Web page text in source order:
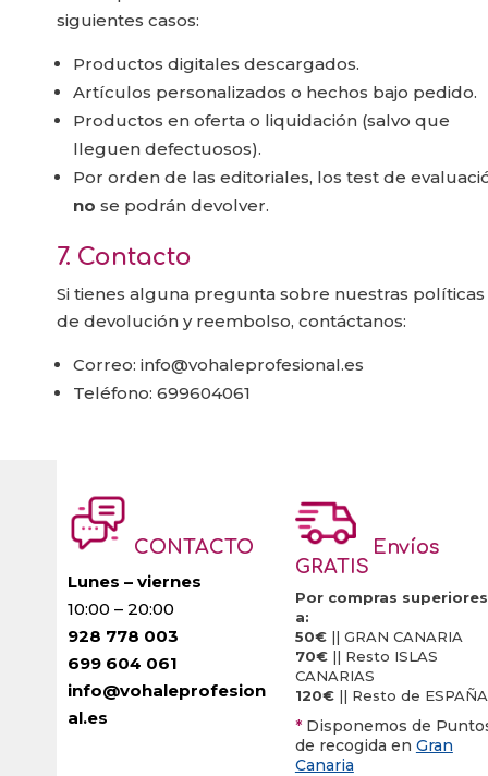
siguientes casos:
Productos digitales descargados.
Artículos personalizados o hechos bajo pedido.
Productos en oferta o liquidación (salvo que
lleguen defectuosos).
Por orden de las editoriales, los test de
no se podrán devolver.
7. Contacto
Si tienes alguna pregunta sobre nuestras políticas
de devolución y reembolso, contáctanos:
Correo: info@vohaleprofesional.es
Teléfono: 699604061
CONTACTO
Lunes – viernes
10:00 – 20:00
928 778 003
699 604 061
info@vohaleprofesion
al.es
Envíos
GRATIS
Por compras superiores
a:
50€|| GRAN CANARIA
70€|| Resto ISLAS
CANARIAS
120€|| Resto de ESPAÑA
* Disponemos de
de recogida en Gran
Canaria